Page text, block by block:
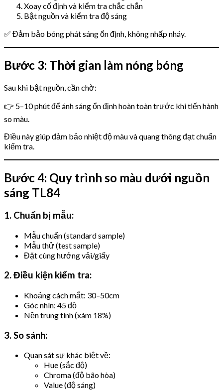
Xoay cố định và kiểm tra chắc chắn
Bật nguồn và kiểm tra độ sáng
✅ Đảm bảo bóng phát sáng ổn định, không nhấp nháy.
Bước 3: Thời gian làm nóng bóng
Sau khi bật nguồn, cần chờ:
👉 5–10 phút để ánh sáng ổn định hoàn toàn trước khi tiến hành
so màu.
Điều này giúp đảm bảo nhiệt độ màu và quang thông đạt chuẩn
kiểm tra.
Bước 4: Quy trình so màu dưới nguồn
sáng TL84
1. Chuẩn bị mẫu:
Mẫu chuẩn (standard sample)
Mẫu thử (test sample)
Đặt cùng hướng vải/giấy
2. Điều kiện kiểm tra:
Khoảng cách mắt: 30–50cm
Góc nhìn: 45 độ
Nền trung tính (xám 18%)
3. So sánh:
Quan sát sự khác biệt về:
Hue (sắc độ)
Chroma (độ bão hòa)
Value (độ sáng)